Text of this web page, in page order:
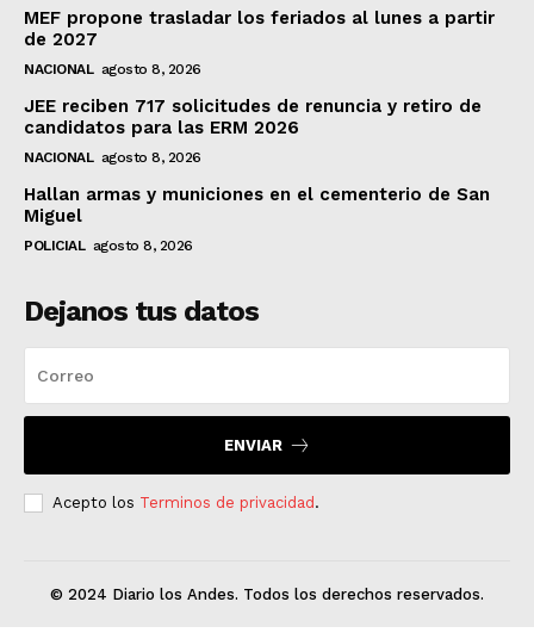
MEF propone trasladar los feriados al lunes a partir
de 2027
NACIONAL agosto 8, 2026
JEE reciben 717 solicitudes de renuncia y retiro de
candidatos para las ERM 2026
NACIONAL agosto 8, 2026
Hallan armas y municiones en el cementerio de San
Miguel
POLICIAL agosto 8, 2026
Dejanos tus datos
ENVIAR
Acepto los Terminos de privacidad.
© 2024 Diario los Andes. Todos los derechos reservados.